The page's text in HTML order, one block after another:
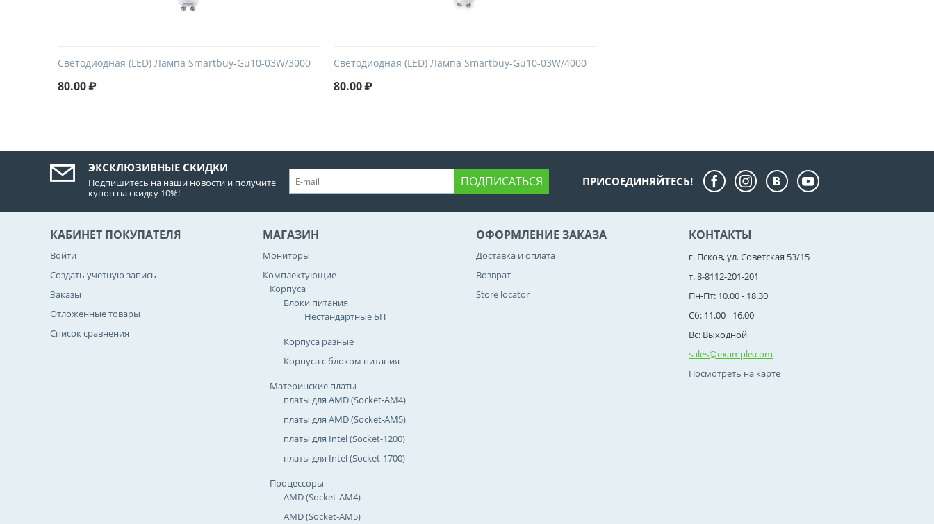
Светодиодная (LED) Лампа Smartbuy-Gu10-03W/3000
80.00₽
Светодиодная (LED) Лампа Smartbuy-Gu10-03W/4000
80.00₽
ЭКСКЛЮЗИВНЫЕ СКИДКИ
Подпишитесь на наши новости и получите
купон на скидку 10%!
ПОДПИСАТЬСЯ ПРИСОЕДИНЯЙТЕСЬ!
КАБИНЕТ ПОКУПАТЕЛЯ
Войти
Создать учетную запись
Заказы
Отложенные товары
Список сравнения
МАГАЗИН
Мониторы
Комплектующие
Корпуса
Блоки питания
Нестандартные БП
Корпуса разные
Корпуса с блоком питания
Материнские платы
платы для AMD (Socket-AM4)
платы для AMD (Socket-AM5)
платы для Intel (Socket-1200)
платы для Intel (Socket-1700)
Процессоры
AMD (Socket-AM4)
AMD (Socket-AM5)
ОФОРМЛЕНИЕ ЗАКАЗА
Доставка и оплата
Возврат
Store locator
КОНТАКТЫ
г. Псков, ул. Советская 53/15
т. 8-8112-201-201
Пн-Пт: 10.00 - 18.30
Сб: 11.00 - 16.00
Вс: Выходной
sales@example.com
Посмотреть на карте